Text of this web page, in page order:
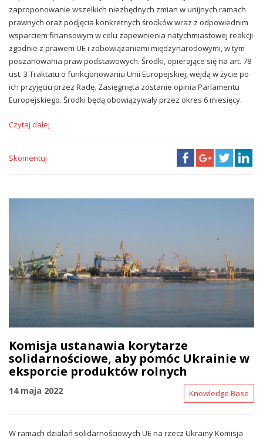
zaproponowanie wszelkich niezbędnych zmian w unijnych ramach
prawnych oraz podjęcia konkretnych środków wraz z odpowiednim
wsparciem finansowym w celu zapewnienia natychmiastowej reakcji
zgodnie z prawem UE i zobowiązaniami międzynarodowymi, w tym
poszanowania praw podstawowych. Środki, opierające się na art. 78
ust. 3 Traktatu o funkcjonowaniu Unii Europejskiej, wejdą w życie po
ich przyjęciu przez Radę. Zasięgnięta zostanie opinia Parlamentu
Europejskiego. Środki będą obowiązywały przez okres 6 miesięcy.
Czytaj dalej
Skomentuj
Komisja ustanawia korytarze
solidarnościowe, aby pomóc Ukrainie w
eksporcie produktów rolnych
14 maja 2022 Knowledge Base
W ramach działań solidarnościowych UE na rzecz Ukrainy Komisja